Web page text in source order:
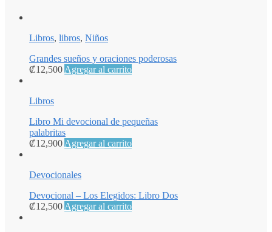
Libros, libros, Niños
Grandes sueños y oraciones poderosas
₡12,500 Agregar al carrito
Libros
Libro Mi devocional de pequeñas
palabritas
₡12,900 Agregar al carrito
Devocionales
Devocional – Los Elegidos: Libro Dos
₡12,500 Agregar al carrito